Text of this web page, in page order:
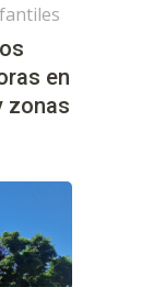
en
zonas